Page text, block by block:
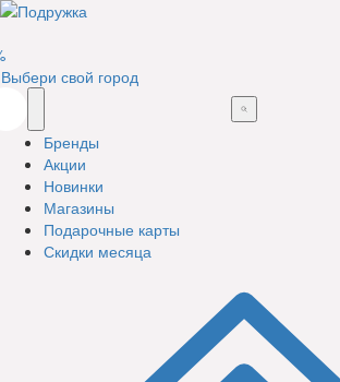
Выбери свой город
Бренды
Акции
Новинки
Магазины
Подарочные карты
Скидки месяца